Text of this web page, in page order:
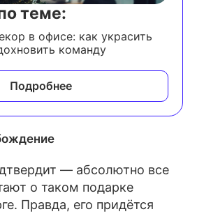
теме:
в офисе: как украсить
команду
Подробнее
— абсолютно все
о таком подарке
Правда, его придётся